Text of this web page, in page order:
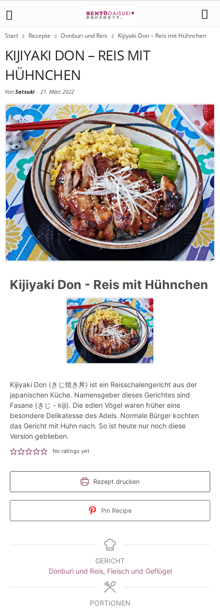
Start Rezepte Donburi und Reis Kijiyaki Don – Reis mit Hühnchen
KIJIYAKI DON – REIS MIT
HÜHNCHEN
Von Satsuki- 21. März 2022
Kijiyaki Don - Reis mit Hühnchen
Kijiyaki Don (きじ焼き丼) ist ein Reisschalengericht aus der
japanischen Küche. Namensgeber dieses Gerichtes sind
Fasane (きじ - kiji). Die edlen Vögel waren früher eine
besondere Delikatesse des Adels. Normale Bürger kochten
das Gericht mit Huhn nach. So ist heute nur noch diese
Version geblieben.
No ratings yet
Rezept drucken
Pin Recipe
GERICHT
Donburi und Reis, Fleisch und Geflügel
PORTIONEN